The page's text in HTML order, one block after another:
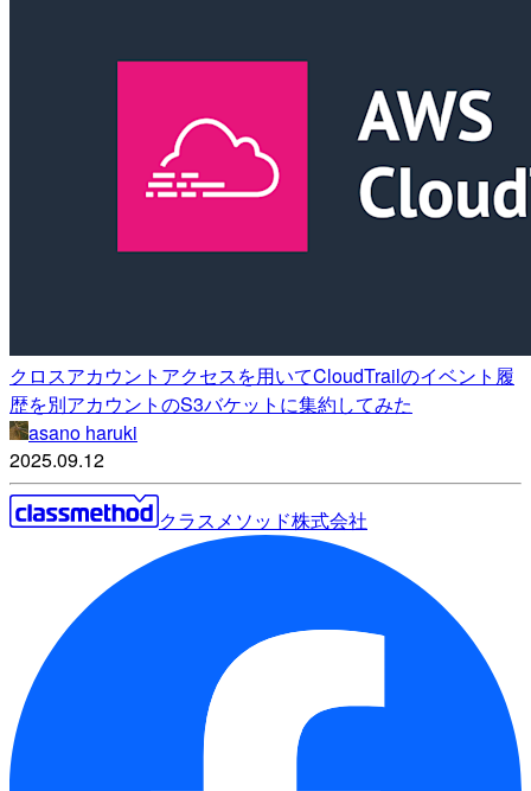
クロスアカウントアクセスを用いてCloudTrailのイベント履
歴を別アカウントのS3バケットに集約してみた
asano haruki
2025.09.12
クラスメソッド株式会社